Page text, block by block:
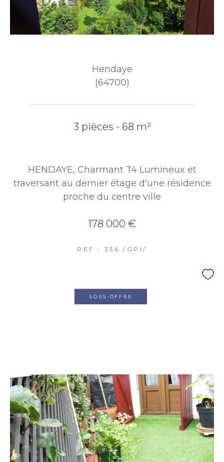
Hendaye
(64700)
3 pièces - 68 m²
HENDAYE, Charmant T4 Lumineux et
traversant au dernier étage d'une résidence
proche du centre ville
178 000 €
REF : 356 /GPI/
SOUS-OFFRE